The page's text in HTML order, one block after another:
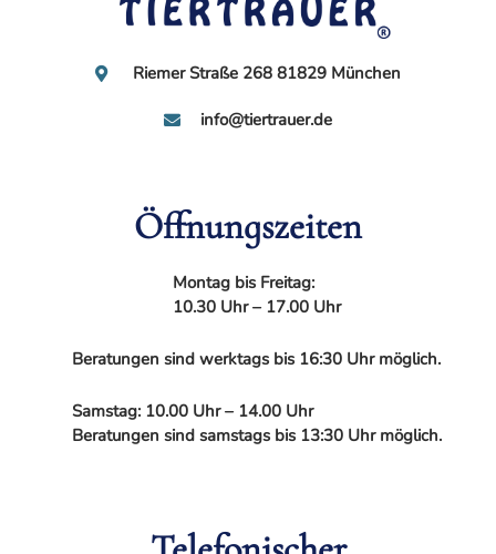
Riemer Straße 268 81829 München
info@tiertrauer.de
Öffnungszeiten
Montag bis Freitag:
10.30 Uhr – 17.00 Uhr
Beratungen sind werktags bis 16:30 Uhr möglich.
Samstag: 10.00 Uhr – 14.00 Uhr
Beratungen sind samstags bis 13:30 Uhr möglich.